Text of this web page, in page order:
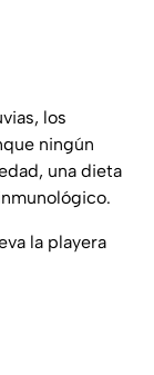
los
ningún
una dieta
la playera